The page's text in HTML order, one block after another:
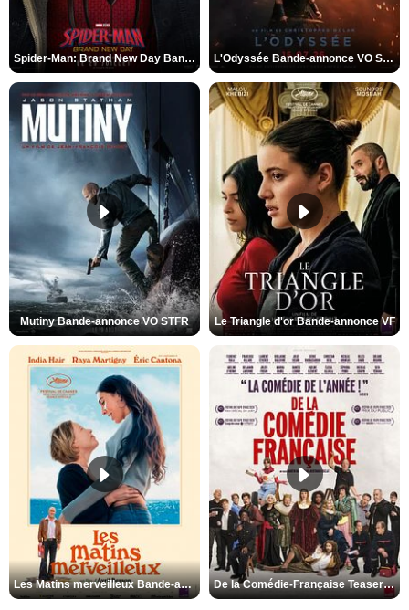
Spider-Man: Brand New Day Bande-annonce VO STFR L'Odyssée Bande-annonce VO STFR
Mutiny Bande-annonce VO STFR Le Triangle d'or Bande-annonce VF
Les Matins merveilleux Bande-annonce VF De la Comédie-Française Teaser VF